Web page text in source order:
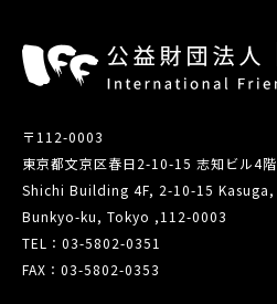
〒112-0003
東京都文京区春日2-10-15 志知ビル4階
Shichi Building 4F, 2-10-15 Kasuga,
Bunkyo-ku, Tokyo ,112-0003
TEL：03-5802-0351
FAX：03-5802-0353